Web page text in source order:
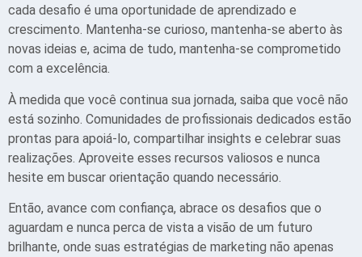
cada desafio é uma oportunidade de aprendizado e
crescimento. Mantenha-se curioso, mantenha-se aberto às
novas ideias e, acima de tudo, mantenha-se comprometido
com a excelência.
À medida que você continua sua jornada, saiba que você não
está sozinho. Comunidades de profissionais dedicados estão
prontas para apoiá-lo, compartilhar insights e celebrar suas
realizações. Aproveite esses recursos valiosos e nunca
hesite em buscar orientação quando necessário.
Então, avance com confiança, abrace os desafios que o
aguardam e nunca perca de vista a visão de um futuro
brilhante, onde suas estratégias de marketing não apenas